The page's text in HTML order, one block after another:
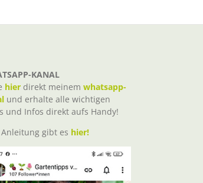
KANAL
hier direkt meinem whatsapp-
und erhalte alle wichtigen
und Infos direkt aufs Handy!
Anleitung gibt es hier!